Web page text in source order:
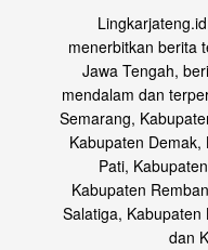
menerbitkan berita
Jawa Tengah,
mendalam dan
Semarang,
Kabupaten
Pati,
Kabupaten
Salatiga, Kabupaten
dan